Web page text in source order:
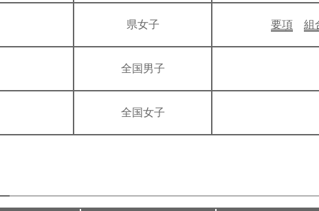
県女子 要項 組
全国男子
全国女子